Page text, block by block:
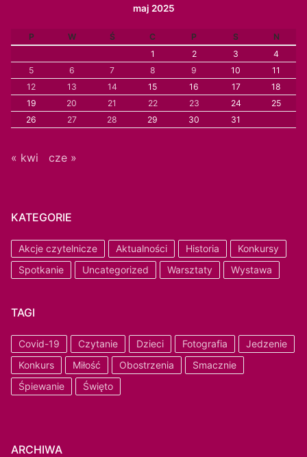
maj 2025
P W Ś C P S
N
1
2 3
4
5
6 7 8 9 10
11
12
13 14 15 16 17
18
19
20 21 22 23 24
25
26
27 28 29 30 31
« kwi cze »
KATEGORIE
Akcje czytelnicze Aktualności Historia
Konkursy
Spotkanie
Uncategorized Warsztaty Wystawa
TAGI
Covid-19 Czytanie Dzieci Fotografia
Jedzenie
Konkurs
Miłość Obostrzenia
Smacznie
Śpiewanie
Święto
ARCHIWA